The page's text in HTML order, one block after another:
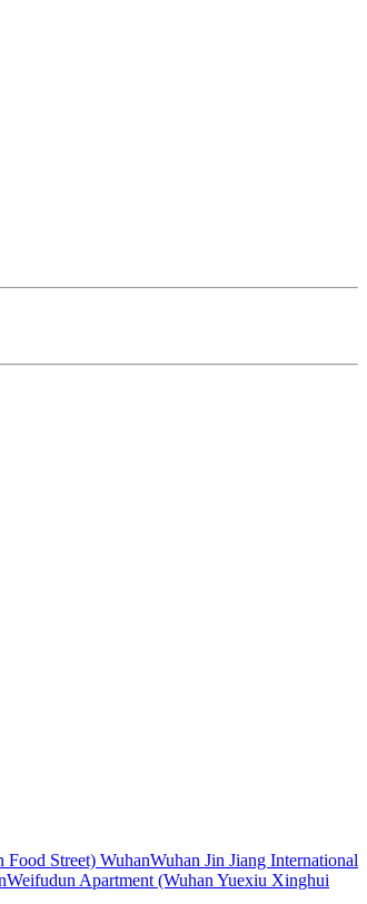
Street) WuhanWuhan Jin Jiang International
Weifudun Apartment (Wuhan Yuexiu Xinghui